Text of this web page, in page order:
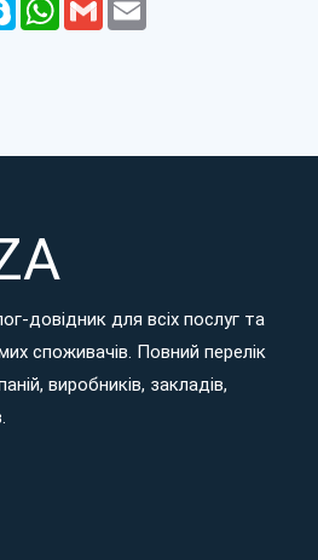
довідник для всіх послуг та
споживачів. Повний перелік
виробників, закладів,